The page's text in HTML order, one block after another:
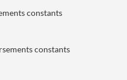
constants
constants